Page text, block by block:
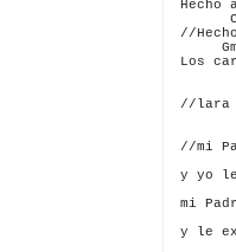
Hecho
//
Los
//lara
//mi
y yo
mi
y le